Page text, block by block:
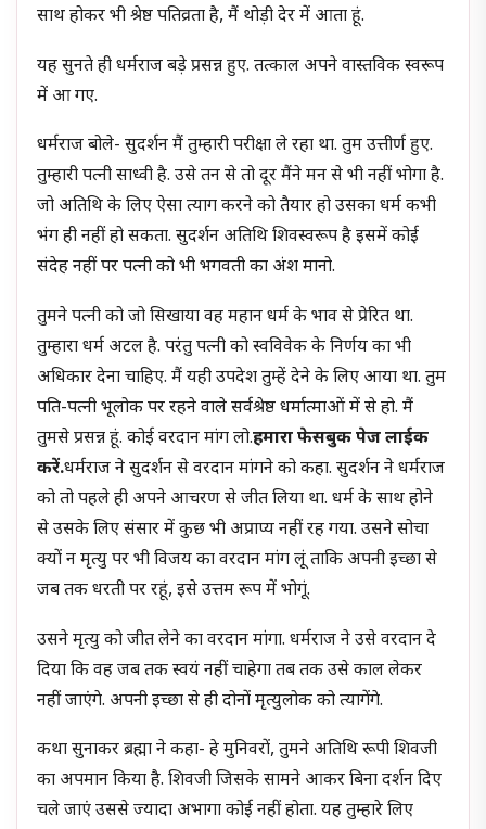
साथ होकर भी श्रेष्ठ पतिव्रता है, मैं थोड़ी देर में आता हूं.
यह सुनते ही धर्मराज बड़े प्रसन्न हुए. तत्काल अपने वास्तविक स्वरूप
में आ गए.
धर्मराज बोले- सुदर्शन मैं तुम्हारी परीक्षा ले रहा था. तुम उत्तीर्ण हुए.
तुम्हारी पत्नी साध्वी है. उसे तन से तो दूर मैंने मन से भी नहीं भोगा है.
जो अतिथि के लिए ऐसा त्याग करने को तैयार हो उसका धर्म कभी
भंग ही नहीं हो सकता. सुदर्शन अतिथि शिवस्वरूप है इसमें कोई
संदेह नहीं पर पत्नी को भी भगवती का अंश मानो.
तुमने पत्नी को जो सिखाया वह महान धर्म के भाव से प्रेरित था.
तुम्हारा धर्म अटल है. परंतु पत्नी को स्वविवेक के निर्णय का भी
अधिकार देना चाहिए. मैं यही उपदेश तुम्हें देने के लिए आया था. तुम
पति-पत्नी भूलोक पर रहने वाले सर्वश्रेष्ठ धर्मात्माओं में से हो. मैं
तुमसे प्रसन्न हूं. कोई वरदान मांग लो.हमारा फेसबुक पेज लाईक
करें.धर्मराज ने सुदर्शन से वरदान मांगने को कहा. सुदर्शन ने धर्मराज
को तो पहले ही अपने आचरण से जीत लिया था. धर्म के साथ होने
से उसके लिए संसार में कुछ भी अप्राप्य नहीं रह गया. उसने सोचा
क्यों न मृत्यु पर भी विजय का वरदान मांग लूं ताकि अपनी इच्छा से
जब तक धरती पर रहूं, इसे उत्तम रूप में भोगूं.
उसने मृत्यु को जीत लेने का वरदान मांगा. धर्मराज ने उसे वरदान दे
दिया कि वह जब तक स्वयं नहीं चाहेगा तब तक उसे काल लेकर
नहीं जाएंगे. अपनी इच्छा से ही दोनों मृत्युलोक को त्यागेंगे.
कथा सुनाकर ब्रह्मा ने कहा- हे मुनिवरों, तुमने अतिथि रूपी शिवजी
का अपमान किया है. शिवजी जिसके सामने आकर बिना दर्शन दिए
चले जाएं उससे ज्यादा अभागा कोई नहीं होता. यह तुम्हारे लिए